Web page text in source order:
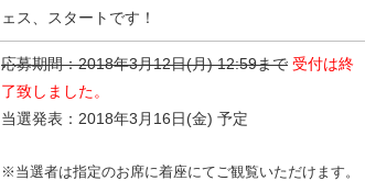
ェス、スタートです！
応募期間：2018年3月12日(月) 12:59まで 受付は終
了致しました。
当選発表：2018年3月16日(金) 予定
※当選者は指定のお席に着座にてご観覧いただけます。